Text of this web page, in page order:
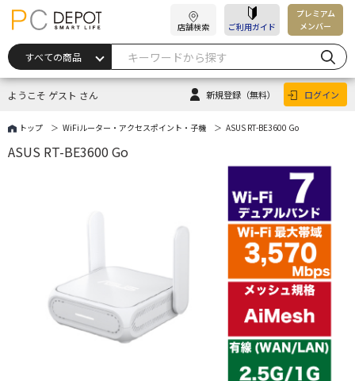
店舗検索 ご利用ガイド
プレミアム
メンバー
ようこそ ゲスト さん 新規登録 （無料） ログイン
トップ WiFiルーター・アクセスポイント・子機 ASUS RT-BE3600 Go
ASUS RT-BE3600 Go